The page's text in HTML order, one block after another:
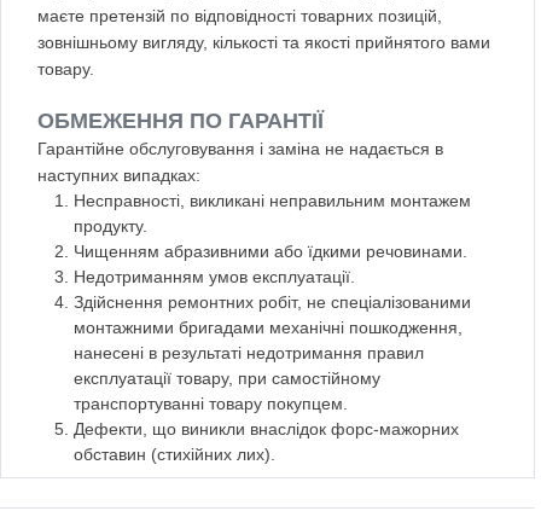
маєте претензій по відповідності товарних позицій,
зовнішньому вигляду, кількості та якості прийнятого вами
товару.
ОБМЕЖЕННЯ ПО ГАРАНТІЇ
Гарантійне обслуговування і заміна не надається в
наступних випадках:
Несправності, викликані неправильним монтажем
продукту.
Чищенням абразивними або їдкими речовинами.
Недотриманням умов експлуатації.
Здійснення ремонтних робіт, не спеціалізованими
монтажними бригадами механічні пошкодження,
нанесені в результаті недотримання правил
експлуатації товару, при самостійному
транспортуванні товару покупцем.
Дефекти, що виникли внаслідок форс-мажорних
обставин (стихійних лих).